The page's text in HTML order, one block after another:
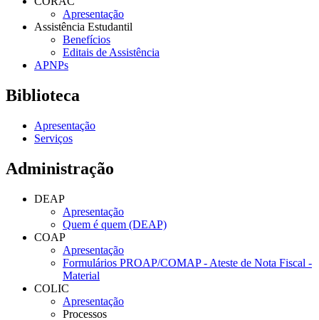
Apresentação
Assistência Estudantil
Benefícios
Editais de Assistência
APNPs
Biblioteca
Apresentação
Serviços
Administração
DEAP
Apresentação
Quem é quem (DEAP)
COAP
Apresentação
Formulários PROAP/COMAP - Ateste de Nota Fiscal -
Material
COLIC
Apresentação
Processos